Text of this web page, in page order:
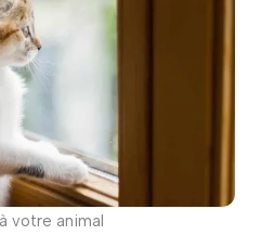
votre animal